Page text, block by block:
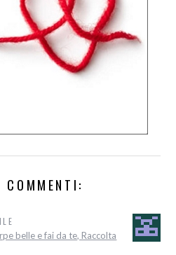
belle e fai da te, Raccolta